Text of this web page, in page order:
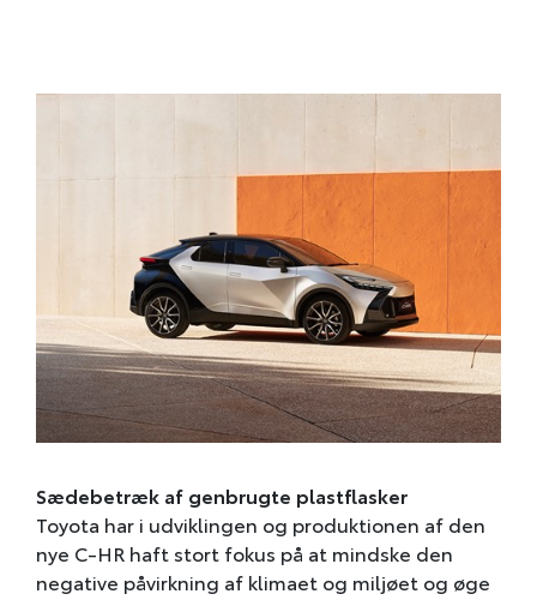
Sædebetræk af genbrugte plastflasker
Toyota har i udviklingen og produktionen af den
nye C-HR haft stort fokus på at mindske den
negative påvirkning af klimaet og miljøet og øge